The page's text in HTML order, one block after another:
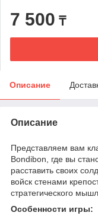
7 500 ₸
Описание
Описание
Представляем вам
Bondibon, где вы
расставить своих
войск стенами
стратегического
Особенности игры: